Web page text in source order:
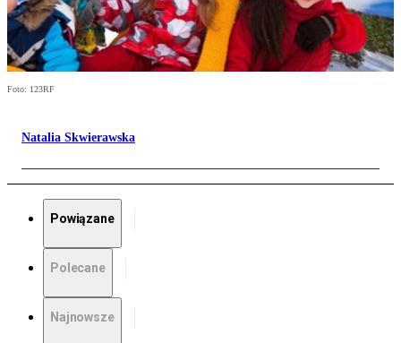
Foto: 123RF
Natalia Skwierawska
Powiązane
Polecane
Najnowsze